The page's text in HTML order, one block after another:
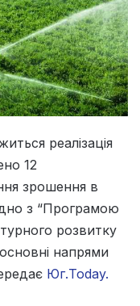
реалізація
12
зрошення в
з “Програмою
розвитку
напрями
Юг.Today.